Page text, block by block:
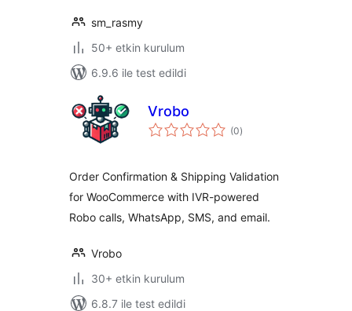
sm_rasmy
50+ etkin kurulum
6.9.6 ile test edildi
Vrobo
(0toplam
puan
)
Order Confirmation & Shipping Validation
for WooCommerce with IVR-powered
Robo calls, WhatsApp, SMS, and email.
Vrobo
30+ etkin kurulum
6.8.7 ile test edildi